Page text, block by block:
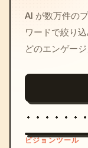
AI が数万件の
ワードで絞り
どのエンゲー
ビジョンツール